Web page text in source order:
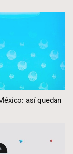
así quedan